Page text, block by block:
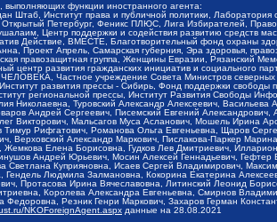
функции иностранного агента:
Штаб, Институт права и публичной политики,
Петербург, Феникс ПЛЮС, Лига Избирателей,
Центр поддержки и содействия развитию средств
Действие, ВМЕСТЕ, Благотворительный фонд охраны
Проект Апрель, Самарская губерния, Эра здоровья,
правозащитная группа, Женщины Евразии, Рязанский
центр развития гражданских инициатив и социального
Частное учреждение Совета Министров северных
развития прессы - Сибирь, Фонд поддержки
региональной прессы, Институт Развития Свободы
Николаевна, Туровский Александр Алексеевич,
Андрей Сергеевич, Писемский Евгений
Викторович, Мальсагов Муса Асланович, Мошель Ирина
Тимур Рифгатович, Романова Ольга Евгеньевна, Щаров
Верховский Александр Маркович, Пислакова-Паркер
Жемкова Елена Борисовна, Гудков Лев Дмитриевич,
Андрей Юрьевич, Мосин Алексей Геннадьевич,
Светлана Куприяновна, Исаев Сергей Владимирович,
Людмила Залмановна, Кокорина Екатерина
Протасова Ирина Вячеславовна, Литинский Леонид
Королева Александра Евгеньевна, Смирнов
Федоровна, Резник Генри Маркович, Захаров Герман
NKOForeignAgent.aspx данные на 28.08.2021